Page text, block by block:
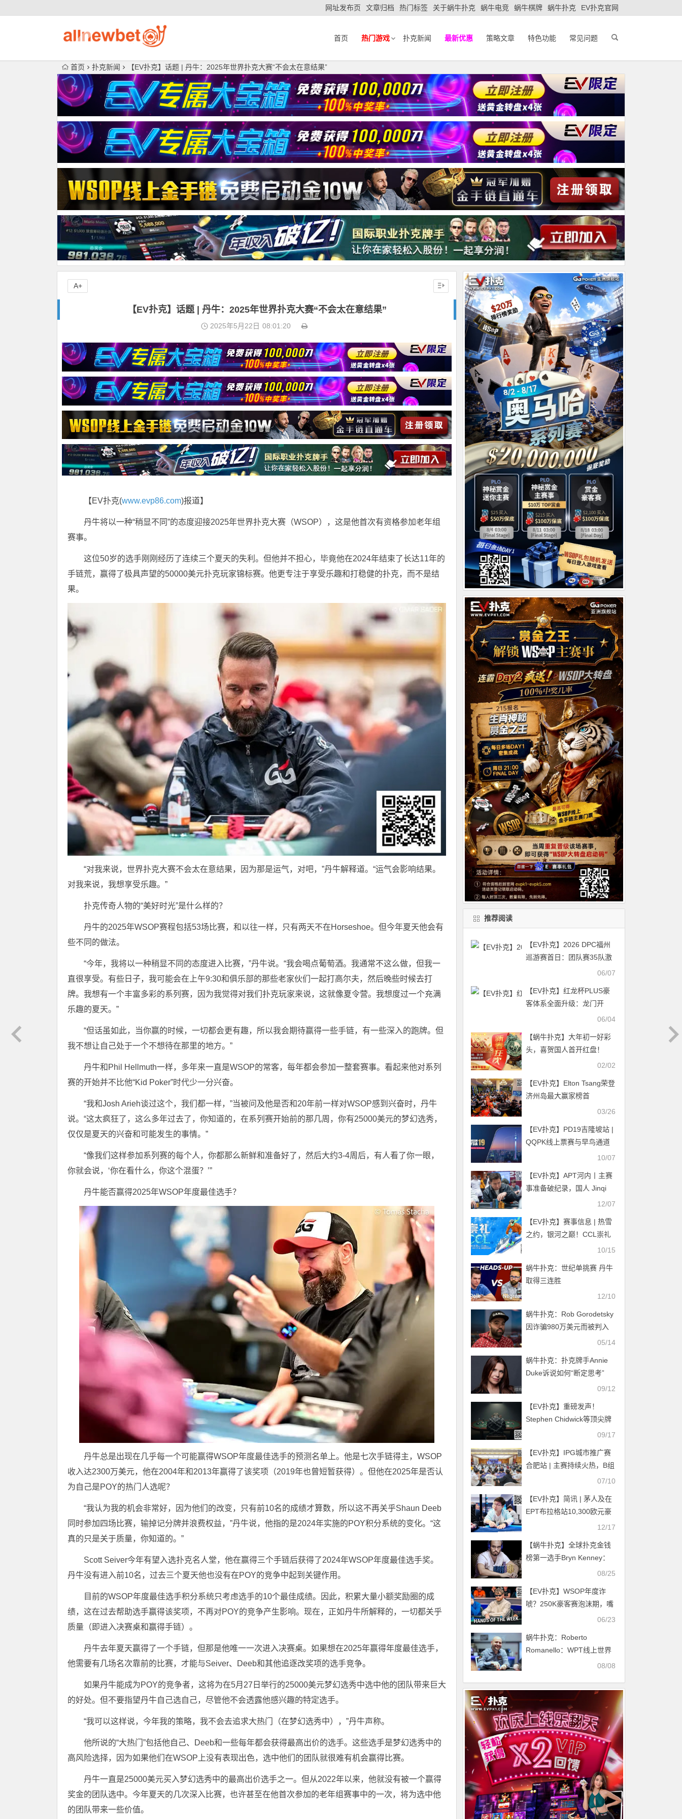
网址发布页 文章归档 热门标签 关于蜗牛扑克 蜗牛电竞 蜗牛棋牌 蜗牛扑克 EV扑克官网
首页 热门游戏 扑克新闻 最新优惠 策略文章 特色功能 常见问题
首页 扑克新闻 【EV扑克】话题 | 丹牛：2025年世界扑克大赛“不会太在意结果”
【EV扑克】话题 | 丹牛：2025年世界扑克大赛“不会太在意结果”
2025年5月22日 08:01:20
【EV扑克(www.evp86.com)报道】
丹牛将以一种“稍显不同”的态度迎接2025年世界扑克大赛（WSOP），这是他首次有资格参加老年组
赛事。
这位50岁的选手刚刚经历了连续三个夏天的失利。但他并不担心，毕竟他在2024年结束了长达11年的
手链荒，赢得了极具声望的50000美元扑克玩家锦标赛。他更专注于享受乐趣和打稳健的扑克，而不是结
果。
“对我来说，世界扑克大赛不会太在意结果，因为那是运气，对吧，”丹牛解释道。“运气会影响结果。
对我来说，我想享受乐趣。”
扑克传奇人物的“美好时光”是什么样的？
丹牛的2025年WSOP赛程包括53场比赛，和以往一样，只有两天不在Horseshoe。但今年夏天他会有
些不同的做法。
“今年，我将以一种稍显不同的态度进入比赛，”丹牛说。“我会喝点葡萄酒。我通常不这么做，但我一
直很享受。有些日子，我可能会在上午9:30和俱乐部的那些老家伙们一起打高尔夫，然后晚些时候去打
牌。我想有一个丰富多彩的系列赛，因为我觉得对我们扑克玩家来说，这就像夏令营。我想度过一个充满
乐趣的夏天。”
“但话虽如此，当你赢的时候，一切都会更有趣，所以我会期待赢得一些手链，有一些深入的跑牌。但
我不想让自己处于一个不想待在那里的地方。”
丹牛和Phil Hellmuth一样，多年来一直是WSOP的常客，每年都会参加一整套赛事。看起来他对系列
赛的开始并不比他“Kid Poker”时代少一分兴奋。
“我和Josh Arieh谈过这个，我们都一样，”当被问及他是否和20年前一样对WSOP感到兴奋时，丹牛
说。“这太疯狂了，这么多年过去了，你知道的，在系列赛开始前的那几周，你有25000美元的梦幻选秀，
仅仅是夏天的兴奋和可能发生的事情。”
“像我们这样参加系列赛的每个人，你都那么新鲜和准备好了，然后大约3-4周后，有人看了你一眼，
你就会说，‘你在看什么，你这个混蛋？’”
丹牛能否赢得2025年WSOP年度最佳选手？
丹牛总是出现在几乎每一个可能赢得WSOP年度最佳选手的预测名单上。他是七次手链得主，WSOP
收入达2300万美元，他在2004年和2013年赢得了该奖项（2019年也曾短暂获得）。但他在2025年是否认
为自己是POY的热门人选呢？
“我认为我的机会非常好，因为他们的改变，只有前10名的成绩才算数，所以这不再关乎Shaun Deeb
同时参加四场比赛，输掉记分牌并浪费权益，”丹牛说，他指的是2024年实施的POY积分系统的变化。“这
真的只是关于质量，你知道的。”
Scott Seiver今年有望入选扑克名人堂，他在赢得三个手链后获得了2024年WSOP年度最佳选手奖。
丹牛没有进入前10名，过去三个夏天他也没有在POY的竞争中起到关键作用。
目前的WSOP年度最佳选手积分系统只考虑选手的10个最佳成绩。因此，积累大量小额奖励圈的成
绩，这在过去帮助选手赢得该奖项，不再对POY的竞争产生影响。现在，正如丹牛所解释的，一切都关乎
质量（即进入决赛桌和赢得手链）。
丹牛去年夏天赢得了一个手链，但那是他唯一一次进入决赛桌。如果想在2025年赢得年度最佳选手，
他需要有几场名次靠前的比赛，才能与Seiver、Deeb和其他追逐改奖项的选手竞争。
如果丹牛能成为POY的竞争者，这将为在5月27日举行的25000美元梦幻选秀中选中他的团队带来巨大
的好处。但不要指望丹牛自己选自己，尽管他不会透露他感兴趣的特定选手。
“我可以这样说，今年我的策略，我不会去追求大热门（在梦幻选秀中），”丹牛声称。
他所说的“大热门”包括他自己、Deeb和一些每年都会获得最高出价的选手。这些选手是梦幻选秀中的
高风险选择，因为如果他们在WSOP上没有表现出色，选中他们的团队就很难有机会赢得比赛。
丹牛一直是25000美元买入梦幻选秀中的最高出价选手之一。但从2022年以来，他就没有被一个赢得
奖金的团队选中。今年夏天的几次深入比赛，也许甚至在他首次参加的老年组赛事中的一次，将为选中他
的团队带来一些价值。
A+
推荐阅读
【EV扑克】2026 DPC福州
巡游赛首日：团队赛35队激
战，“TopLuck战队”强势登顶
06/07
【EV扑克】红龙杯PLUS豪
客体系全面升级：龙门开
道，尊龙争锋，USDT赛事
06/04
【蜗牛扑克】​大年初一好彩
头，喜贺国人首开红盘！
APL主场每晚七点起热闹展
02/02
【EV扑克】Elton Tsang荣登
济州岛最大赢家榜首
03/26
【EV扑克】PD19吉隆坡站 |
QQPK线上票赛与早鸟通道
开启，现场超EV福利等你来
10/07
【EV扑克】APT河内丨主赛
事准备破纪录，国人 Jinqi
Wang 快速赛夺冠赢得个人
12/07
【EV扑克】赛事信息 | 热雪
之约，银河之巅！CCL崇礼
10/15
蜗牛扑克：世纪单挑赛 丹牛
取得三连胜
12/10
蜗牛扑克：Rob Gorodetsky
因诈骗980万美元而被判入
05/14
蜗牛扑克：扑克牌手Annie
Duke诉说如何“断定思考”
09/12
【EV扑克】重磅发声！
Stephen Chidwick等顶尖牌
手打破沉默，公开谈论扑克
09/17
【EV扑克】IPG城市推广赛
合肥站 | 主赛持续火热，B组
326人参赛79人晋级，楼超
07/10
【EV扑克】简讯 | 茅人及在
EPT布拉格站10,300欧元豪
12/17
【蜗牛扑克】全球扑克金钱
榜第一选手Bryn Kenney：
2.5亿美元的职业累积奖金是
08/25
【EV扑克】WSOP年度诈
唬？250K豪客赛泡沫期，嘴
06/23
蜗牛扑克：Roberto
Romanello：WPT线上世界
08/08